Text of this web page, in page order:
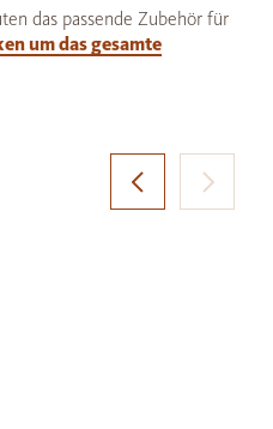
das passende Zubehör für
um das gesamte